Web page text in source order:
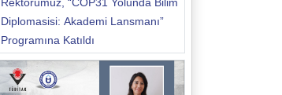
Diplomasisi: Akademi Lansmanı”
Programına Katıldı